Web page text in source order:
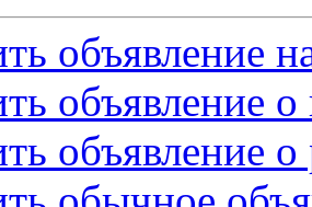
объявление
объявление
объявление о